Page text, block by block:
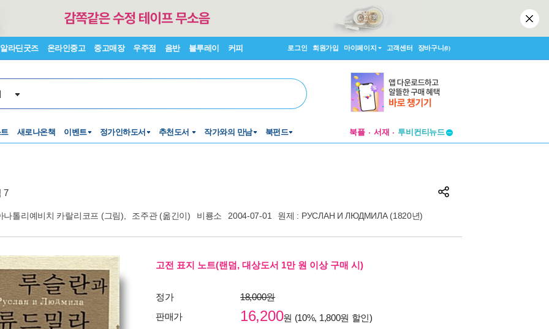
알라딘굿즈 온라인중고 중고매장 우주점 음반 블루레이 커피 로그인 회원가입 마이페이지 고객센터 장바구니(0)
새로나온책 이벤트 정가인하도서 추천도서 작가와의 만남 북펀드 북플 서재
투비컨티뉴드
7
나톨리예비치 카랄리코프 (그림), 조주관(옮긴이) 비룡소 2004-07-01 원제 : РУСЛАН И ЛЮДМИЛА (1820년)
고전 표지 노트(랜덤, 대상도서 1만 원 이상 구매 시)
정가
18,000원
판매가
16,200원 (10%, 1,800원 할인)